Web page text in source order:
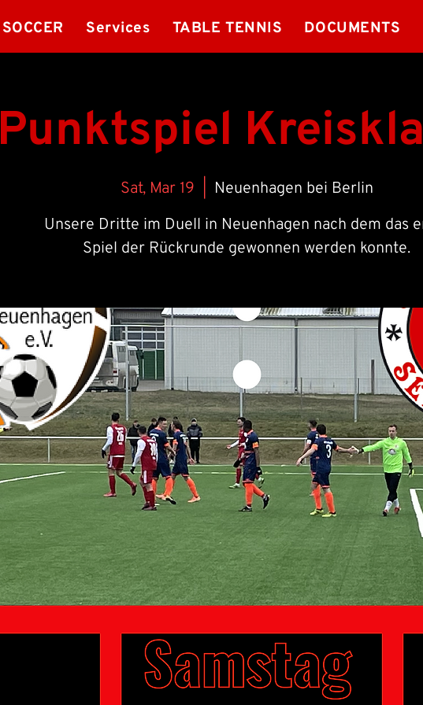
Punktspiel
Sat, Mar 19
Neuenhagen bei Berlin
Unsere Dritte im Duell in Neuenhagen nach dem das
Spiel der Rückrunde gewonnen werden konnte.
SOCCER Services TABLE TENNIS DOCUMENTS